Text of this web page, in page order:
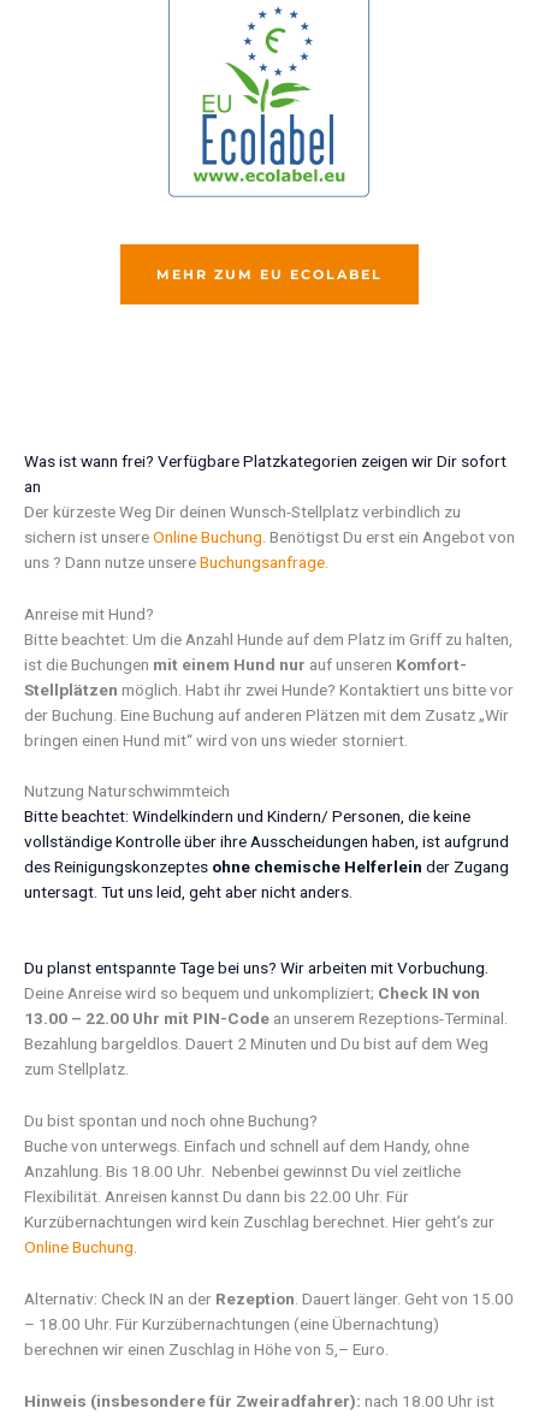
MEHR ZUM EU ECOLABEL
Was ist wann frei? Verfügbare Platzkategorien zeigen wir Dir sofort
an
Der kürzeste Weg Dir deinen Wunsch-Stellplatz verbindlich zu
sichern ist unsereOnline Buchung . Benötigst Du erst ein Angebot von
uns ? Dann nutze unsereBuchungsanfrage
Anreise mit Hund?
Bitte beachtet: Um die Anzahl Hunde auf dem Platz im Griff zu halten,
ist die Buchungen mit einem Hund nur auf unseren Komfort-
Stellplätzen möglich. Habt ihr zwei Hunde? Kontaktiert uns bitte vor
der Buchung. Eine Buchung auf anderen Plätzen mit dem Zusatz „Wir
bringen einen Hund mit“ wird von uns wieder storniert.
Nutzung Naturschwimmteich
Bitte beachtet: Windelkindern und Kindern/ Personen, die keine
vollständige Kontrolle über ihre Ausscheidungen haben, ist aufgrund
des Reinigungskonzeptes ohne chemische Helferlein der Zugang
untersagt. Tut uns leid, geht aber nicht anders.
Du planst entspannte Tage bei uns? Wir arbeiten mit Vorbuchung.
Deine Anreise wird so bequem und unkompliziert; Check IN von
13.00 – 22.00 Uhr mit PIN-Code an unserem Rezeptions-Terminal.
Bezahlung bargeldlos. Dauert 2 Minuten und Du bist auf dem Weg
zum Stellplatz.
Du bist spontan und noch ohne Buchung?
Buche von unterwegs. Einfach und schnell auf dem Handy, ohne
Anzahlung. Bis 18.00 Uhr. Nebenbei gewinnst Du viel zeitliche
Flexibilität. Anreisen kannst Du dann bis 22.00 Uhr. Für
Kurzübernachtungen wird kein Zuschlag berechnet. Hier geht’s zur
Online Buchung.
Alternativ: Check IN an der Rezeption . Dauert länger. Geht von 15.00
– 18.00 Uhr. Für Kurzübernachtungen (eine Übernachtung)
berechnen wir einen Zuschlag in Höhe von 5,– Euro.
Hinweis (insbesondere für Zweiradfahrer): nach 18.00 Uhr ist